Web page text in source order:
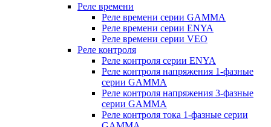
Реле времени
Реле времени серии GAMMA
Реле времени серии ENYA
Реле времени серии VEO
Реле контроля
Реле контроля серии ENYA
Реле контроля напряжения 1-фазные
серии GAMMA
Реле контроля напряжения 3-фазные
серии GAMMA
Реле контроля тока 1-фазные серии